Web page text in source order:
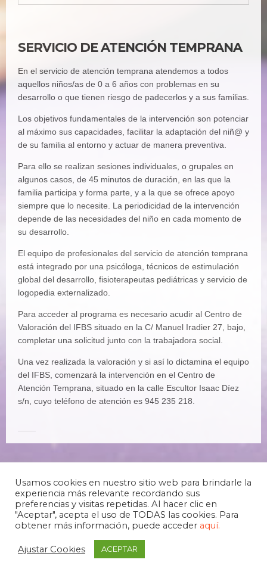
SERVICIO DE ATENCIÓN TEMPRANA
En el servicio de atención temprana atendemos a todos
aquellos niños/as de 0 a 6 años con problemas en su
desarrollo o que tienen riesgo de padecerlos y a sus familias.
Los objetivos fundamentales de la intervención son potenciar
al máximo sus capacidades, facilitar la adaptación del niñ@ y
de su familia al entorno y actuar de manera preventiva.
Para ello se realizan sesiones individuales, o grupales en
algunos casos, de 45 minutos de duración, en las que la
familia participa y forma parte, y a la que se ofrece apoyo
siempre que lo necesite. La periodicidad de la intervención
depende de las necesidades del niño en cada momento de
su desarrollo.
El equipo de profesionales del servicio de atención temprana
está integrado por una psicóloga, técnicos de estimulación
global del desarrollo, fisioterapeutas pediátricas y servicio de
logopedia externalizado.
Para acceder al programa es necesario acudir al Centro de
Valoración del IFBS situado en la C/ Manuel Iradier 27, bajo,
completar una solicitud junto con la trabajadora social.
Una vez realizada la valoración y si así lo dictamina el equipo
del IFBS, comenzará la intervención en el Centro de
Atención Temprana, situado en la calle Escultor Isaac Díez
s/n, cuyo teléfono de atención es 945 235 218.
Usamos cookies en nuestro sitio web para brindarle la
experiencia más relevante recordando sus
preferencias y visitas repetidas. Al hacer clic en
"Aceptar", acepta el uso de TODAS las cookies. Para
obtener más información, puede acceder aquí.
Ajustar Cookies ACEPTAR